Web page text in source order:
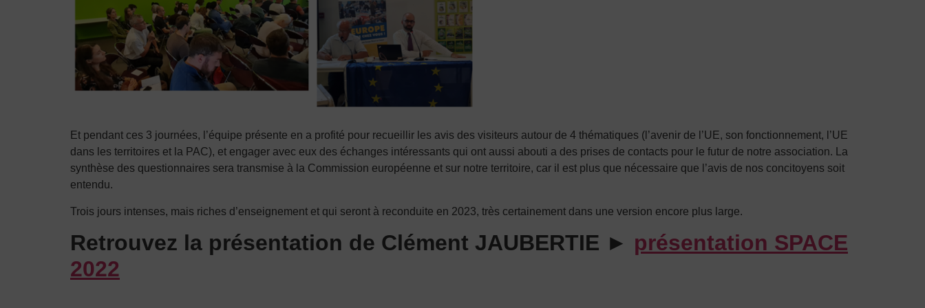
Et pendant ces 3 journées, l’équipe présente en a profité pour recueillir les avis des visiteurs autour de 4 thématiques (l’avenir de l’UE, son fonctionnement, l’UE
dans les territoires et la PAC), et engager avec eux des échanges intéressants qui ont aussi abouti a des prises de contacts pour le futur de notre association. La
synthèse des questionnaires sera transmise à la Commission européenne et sur notre territoire, car il est plus que nécessaire que l’avis de nos concitoyens soit
entendu.
Trois jours intenses, mais riches d’enseignement et qui seront à reconduite en 2023, très certainement dans une version encore plus large.
Retrouvez la présentation de Clément JAUBERTIE ► présentation SPACE
2022